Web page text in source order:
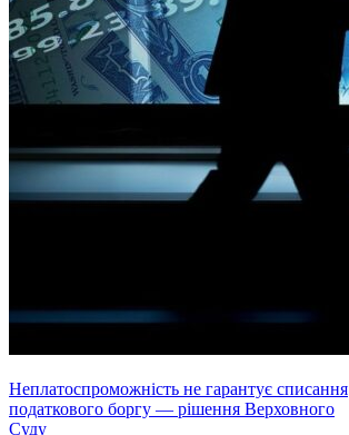
Неплатоспроможність не гарантує списання
податкового боргу — рішення Верховного
Суду